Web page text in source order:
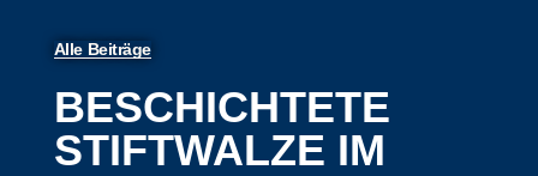
Alle Beiträge
BESCHICHTETE
STIFTWALZE IM